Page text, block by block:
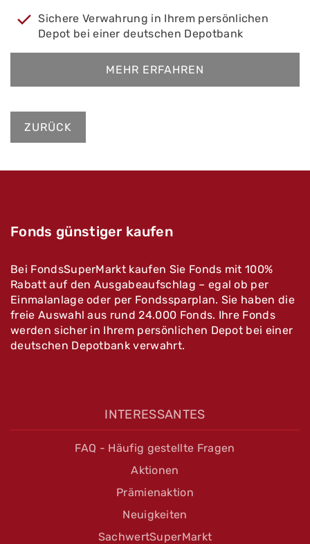
Sichere Verwahrung in Ihrem persönlichen
Depot bei einer deutschen Depotbank
MEHR ERFAHREN
ZURÜCK
Fonds günstiger kaufen
Bei FondsSuperMarkt kaufen Sie Fonds mit 100%
Rabatt auf den Ausgabeaufschlag – egal ob per
Einmalanlage oder per Fondssparplan. Sie haben die
freie Auswahl aus rund 24.000 Fonds. Ihre Fonds
werden sicher in Ihrem persönlichen Depot bei einer
deutschen Depotbank verwahrt.
INTERESSANTES
FAQ - Häufig gestellte Fragen
Aktionen
Prämienaktion
Neuigkeiten
SachwertSuperMarkt